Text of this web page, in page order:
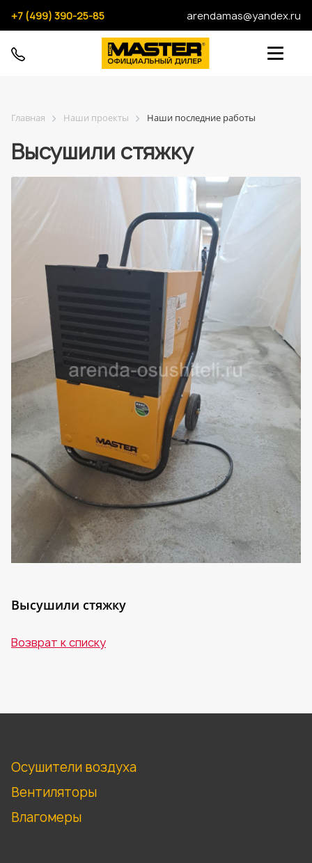
+7 (499) 390-25-85 arendamas@yandex.ru
Главная Наши проекты Наши последние работы
Высушили стяжку
Высушили стяжку
Возврат к списку
Осушители воздуха
Вентиляторы
Влагомеры